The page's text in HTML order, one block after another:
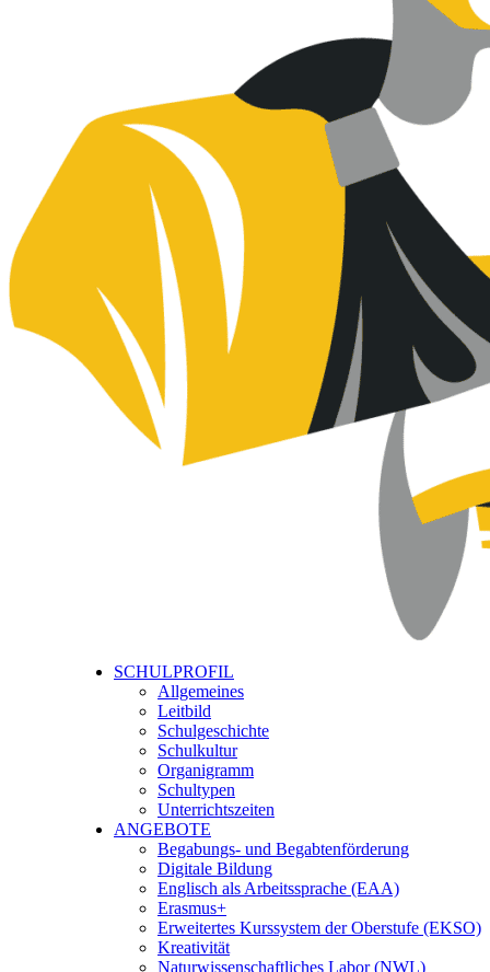
SCHULPROFIL
Allgemeines
Leitbild
Schulgeschichte
Schulkultur
Organigramm
Schultypen
Unterrichtszeiten
ANGEBOTE
Begabungs- und Begabtenförderung
Digitale Bildung
Englisch als Arbeitssprache (EAA)
Erasmus+
Erweitertes Kurssystem der Oberstufe (EKSO)
Kreativität
Naturwissenschaftliches Labor (NWL)